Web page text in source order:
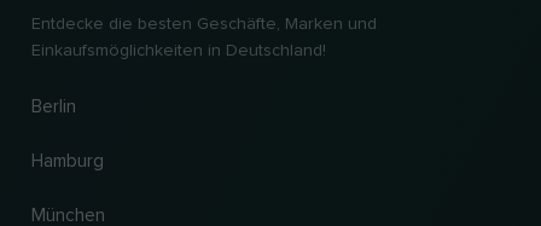
Entdecke die besten Geschäfte, Marken und
Einkaufsmöglichkeiten in Deutschland!
Berlin
Hamburg
München